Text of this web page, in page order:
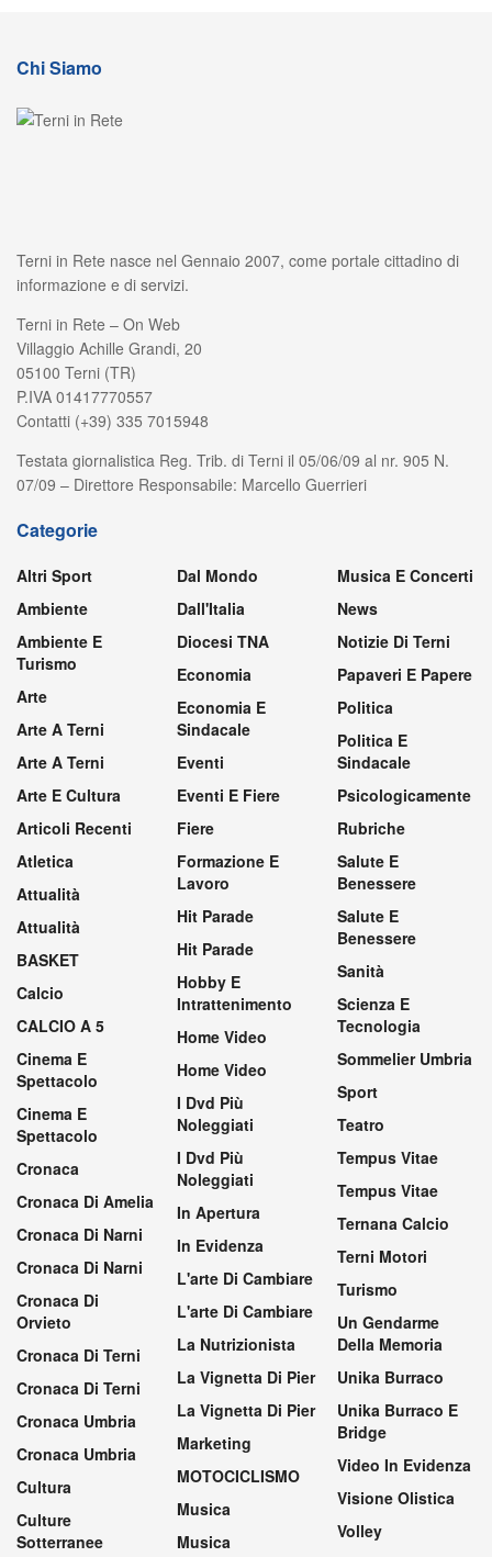
Chi Siamo
Terni in Rete nasce nel Gennaio 2007, come portale cittadino di
informazione e di servizi.
Terni in Rete – On Web
Villaggio Achille Grandi, 20
05100 Terni (TR)
P.IVA 01417770557
Contatti (+39) 335 7015948
Testata giornalistica Reg. Trib. di Terni il 05/06/09 al nr. 905 N.
07/09 – Direttore Responsabile: Marcello Guerrieri
Categorie
Altri Sport
Ambiente
Ambiente E
Turismo
Arte
Arte A Terni
Arte A Terni
Arte E Cultura
Articoli Recenti
Atletica
Attualità
Attualità
BASKET
Calcio
CALCIO A 5
Cinema E
Spettacolo
Cinema E
Spettacolo
Cronaca
Cronaca Di Amelia
Cronaca Di Narni
Cronaca Di Narni
Cronaca Di
Orvieto
Cronaca Di Terni
Cronaca Di Terni
Cronaca Umbria
Cronaca Umbria
Cultura
Culture
Sotterranee
Dal Mondo
Dall'Italia
Diocesi TNA
Economia
Economia E
Sindacale
Eventi
Eventi E Fiere
Fiere
Formazione E
Lavoro
Hit Parade
Hit Parade
Hobby E
Intrattenimento
Home Video
Home Video
I Dvd Più
Noleggiati
I Dvd Più
Noleggiati
In Apertura
In Evidenza
L'arte Di Cambiare
L'arte Di Cambiare
La Nutrizionista
La Vignetta Di Pier
La Vignetta Di Pier
Marketing
MOTOCICLISMO
Musica
Musica
Musica E Concerti
News
Notizie Di Terni
Papaveri E Papere
Politica
Politica E
Sindacale
Psicologicamente
Rubriche
Salute E
Benessere
Salute E
Benessere
Sanità
Scienza E
Tecnologia
Sommelier Umbria
Sport
Teatro
Tempus Vitae
Tempus Vitae
Ternana Calcio
Terni Motori
Turismo
Un Gendarme
Della Memoria
Unika Burraco
Unika Burraco E
Bridge
Video In Evidenza
Visione Olistica
Volley